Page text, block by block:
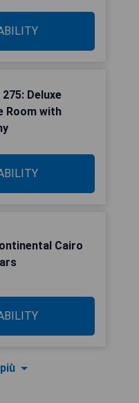
Deluxe
Room with
Cairo